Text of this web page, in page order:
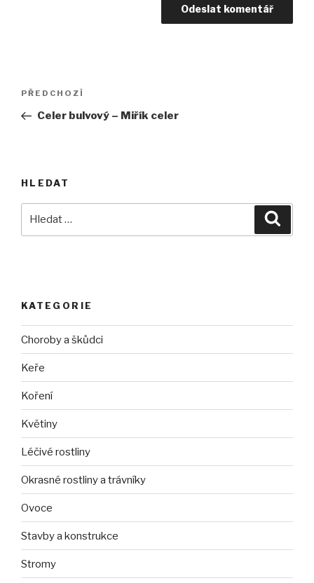
Navigace
příspěvek
Předchozí
příspěvek
PŘEDCHOZÍ
Celer bulvový – Miřík celer
HLEDAT
KATEGORIE
Choroby a škůdci
Keře
Koření
Květiny
Léčivé rostliny
Okrasné rostliny a trávníky
Ovoce
Stavby a konstrukce
Stromy